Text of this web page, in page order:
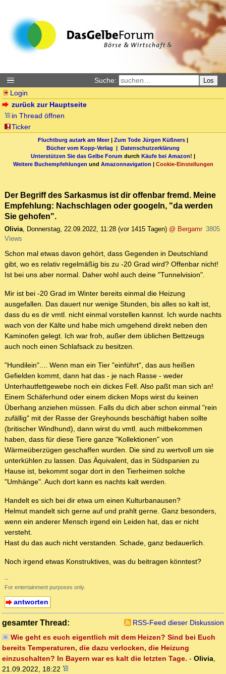
Suche: Los
Login
zurück zur Hauptseite
in Thread öffnen
Ticker
Fluchtburg autark am Meer| Zum Tode Jürgen Küßners |
Bücher vom Kopp-Verlag | Datenschutzerklärung
Unterstützen Sie das Gelbe Forum durch Käufe bei Amazon! |
Weitere Buchempfehlungen und Amazonnavigation | Cookie-Einstellungen
Der Begriff des Sarkasmus ist dir offenbar fremd. Meine
Empfehlung: Nachschlagen oder googeln, "da werden
Sie gehofen".
Olivia, Donnerstag, 22.09.2022, 11:28 (vor 1415 Tagen) @ Bergamr 3805
Views
Schon mal etwas davon gehört, dass Gegenden in Deutschland
gibt, wo es relativ regelmäßig bis zu -20 Grad wird? Offenbar nicht!
Ist bei uns aber normal. Daher wohl auch deine "Tunnelvision".
Mir ist bei -20 Grad im Winter bereits einmal die Heizung
ausgefallen. Das dauert nur wenige Stunden, bis alles so kalt ist,
dass du es dir vmtl. nicht einmal vorstellen kannst. Ich wurde nachts
wach von der Kälte und habe mich umgehend direkt neben den
Kaminofen gelegt. Ich war froh, außer dem üblichen Bettzeugs
auch noch einen Schlafsack zu besitzen.
"Hundilein".... Wenn man ein Tier "einführt", das aus heißen
Gefielden kommt, dann hat das - je nach Rasse - weder
Unterhautfettgewebe noch ein dickes Fell. Also paßt man sich an!
Einem Schäferhund oder einem dicken Mops wirst du keinen
Überhang anziehen müssen. Falls du dich aber schon einmal "rein
zufällig" mit der Rasse der Greyhounds beschäftigt haben sollte
(britischer Windhund), dann wirst du vmtl. auch mitbekommen
haben, dass für diese Tiere ganze "Kollektionen" von
Wärmeüberzügen geschaffen wurden. Die sind zu wertvoll um sie
unterkühlen zu lassen. Das Äquivalent, das in Südspanien zu
Hause ist, bekommt sogar dort in den Tierheimen solche
"Umhänge". Auch dort kann es nachts kalt werden.
Handelt es sich bei dir etwa um einen Kulturbanausen?
Helmut mandelt sich gerne auf und prahlt gerne. Ganz besonders,
wenn ein anderer Mensch irgend ein Leiden hat, das er nicht
versteht.
Hast du das auch nicht verstanden. Schade, ganz bedauerlich.
Noch irgend etwas Konstruktives, was du beitragen könntest?
--
For entertainment purposes only.
antworten
gesamter Thread:
RSS-Feed dieser Diskussion
Wie geht es euch eigentlich mit dem Heizen? Sind bei Euch
bereits Temperaturen, die dazu verlocken, die Heizung
einzuschalten? In Bayern war es kalt die letzten Tage. - Olivia,
21.09.2022, 18:22